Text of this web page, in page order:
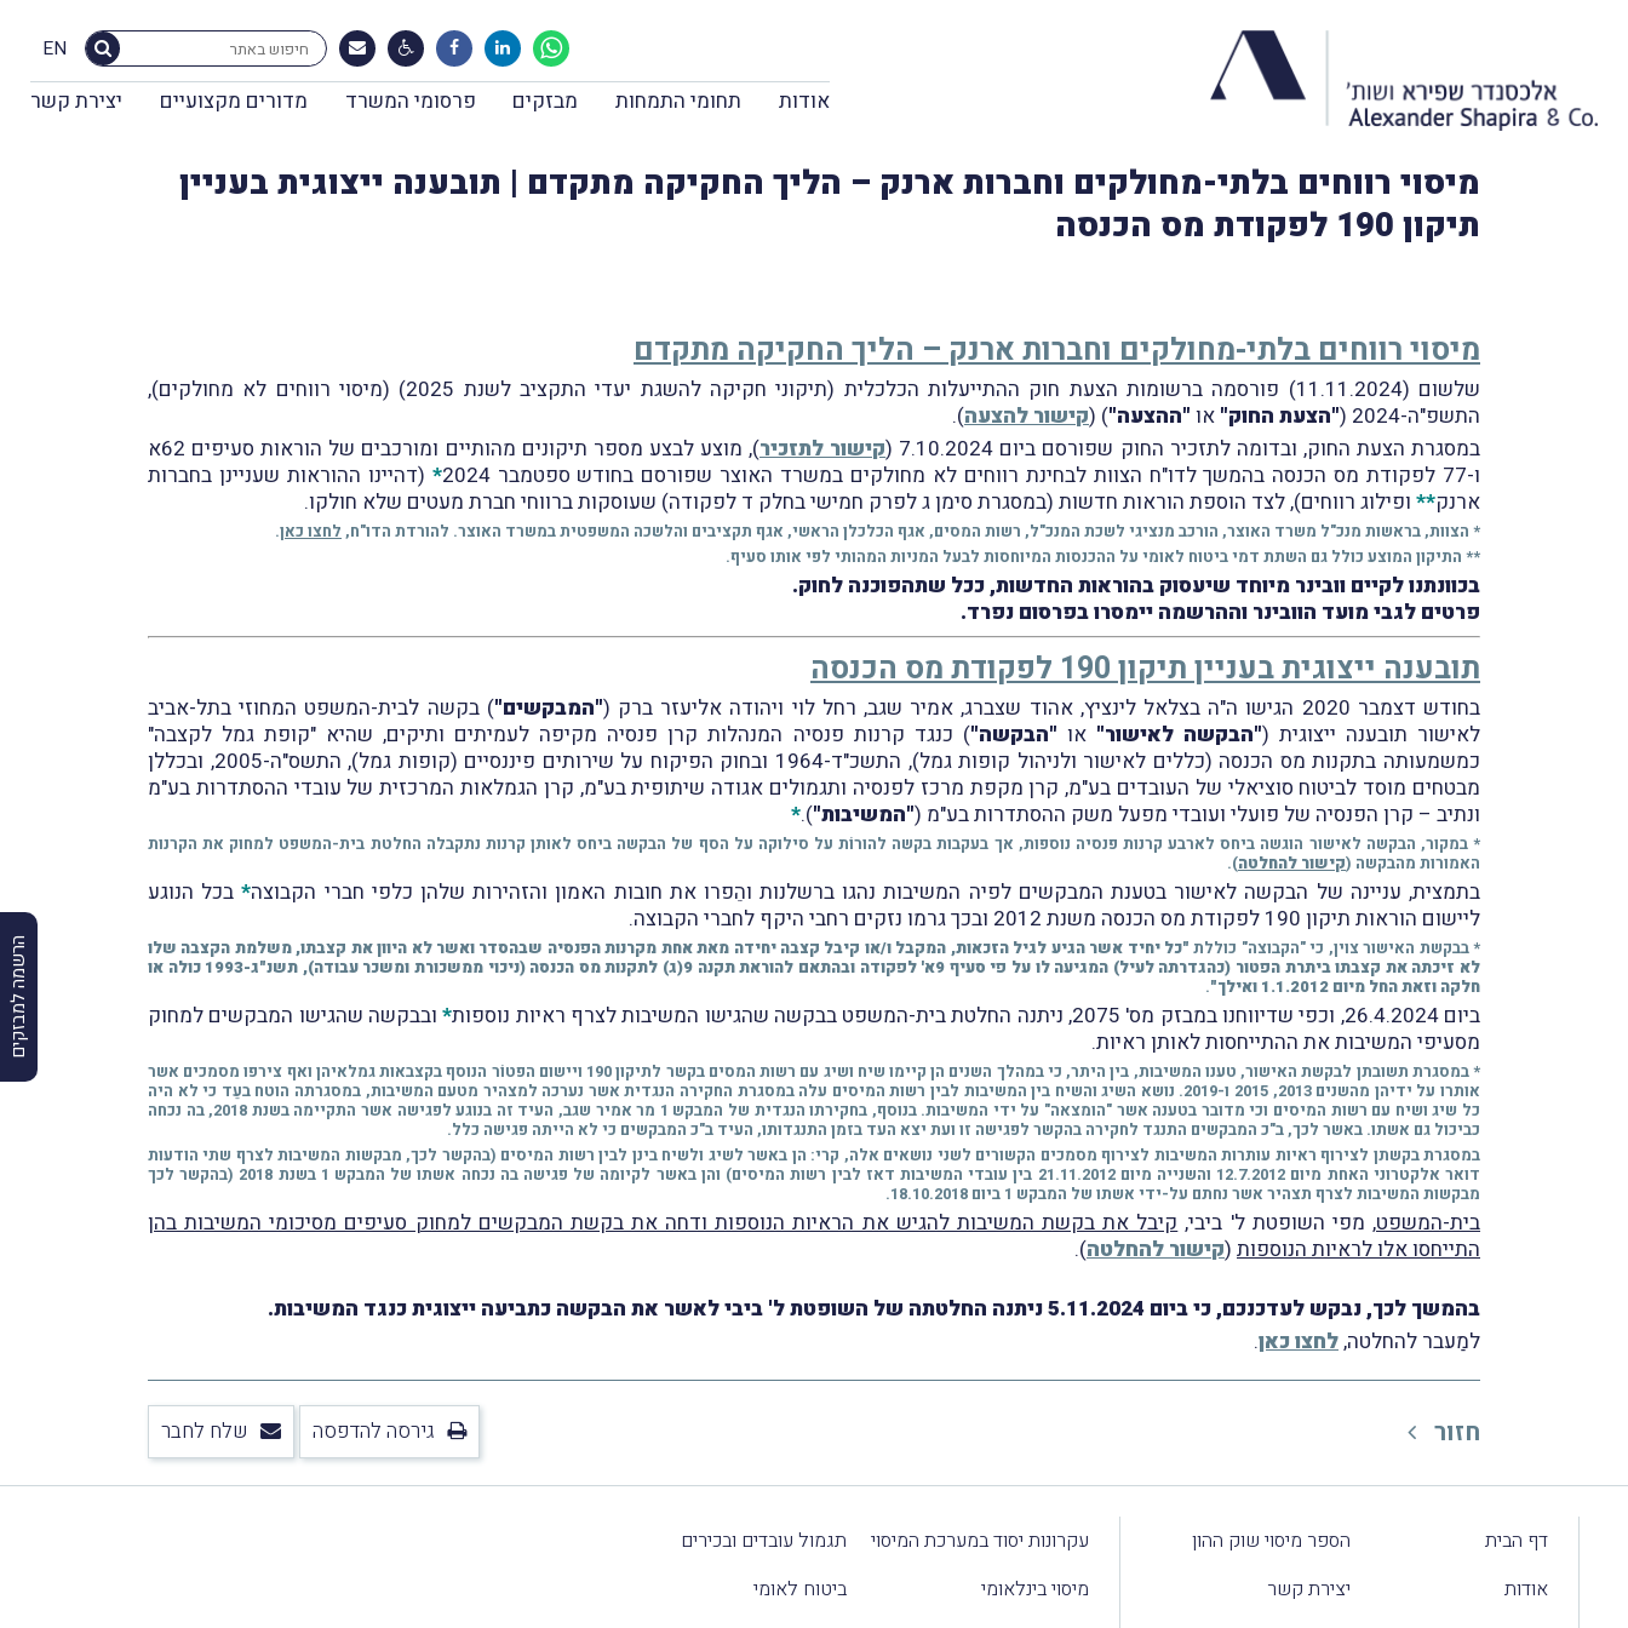
EN
אודות תחומי התמחות מבזקים פרסומי המשרד מדורים מקצועיים יצירת קשר
הרשמה למבזקים
מיסוי רווחים בלתי-מחולקים וחברות ארנק – הליך החקיקה מתקדם | תובענה ייצוגית בעניין
תיקון 190 לפקודת מס הכנסה
מיסוי רווחים בלתי-מחולקים וחברות ארנק – הליך החקיקה מתקדם
שלשום (11.11.2024) פורסמה ברשומות הצעת חוק ההתייעלות הכלכלית (תיקוני חקיקה להשגת יעדי התקציב לשנת 2025) (מיסוי רווחים לא מחולקים),
התשפ"ה-2024 (
"הצעת החוק" או "ההצעה") (קישור להצעה).
במסגרת הצעת החוק, ובדומה לתזכיר החוק שפורסם ביום 7.10.2024 (
קישור לתזכיר
), מוצע לבצע מספר תיקונים מהותיים ומורכבים של הוראות סעיפים 62א
ו-77 לפקודת מס הכנסה בהמשך לדו"ח הצוות לבחינת רווחים לא מחולקים במשרד האוצר שפורסם בחודש ספטמבר 2024
* (דהיינו ההוראות שעניינן בחברות
ארנק** ופילוג רווחים), לצד הוספת הוראות חדשות (במסגרת סימן ג לפרק חמישי בחלק ד לפקודה) שעוסקות ברווחי חברת מעטים שלא חולקו.
* הצוות, בראשות מנכ"ל משרד האוצר, הורכב מנציגי לשכת המנכ"ל, רשות המסים, אגף הכלכלן הראשי, אגף תקציבים והלשכה המשפטית במשרד האוצר. להורדת הדו"ח, לחצו כאן.
** התיקון המוצע כולל גם השתת דמי ביטוח לאומי על ההכנסות המיוחסות לבעל המניות המהותי לפי אותו סעיף.
בכוונתנו לקיים וובינר מיוחד שיעסוק בהוראות החדשות, ככל שתהפוכנה לחוק.
פרטים לגבי מועד הוובינר וההרשמה יימסרו בפרסום נפרד.
תובענה ייצוגית בעניין תיקון 190 לפקודת מס הכנסה
בחודש דצמבר 2020 הגישו ה"ה בצלאל לינציץ, אהוד שצברג, אמיר שגב, רחל לוי ויהודה אליעזר ברק ( "המבקשים") בקשה לבית-המשפט המחוזי בתל-אביב
לאישור תובענה ייצוגית ("הבקשה לאישור" או "הבקשה") כנגד קרנות פנסיה המנהלות קרן פנסיה מקיפה לעמיתים ותיקים, שהיא "קופת גמל לקצבה"
כמשמעותה בתקנות מס הכנסה (כללים לאישור ולניהול קופות גמל), התשכ"ד-1964 ובחוק הפיקוח על שירותים פיננסיים (קופות גמל), התשס"ה-2005, ובכללן
מבטחים מוסד לביטוח סוציאלי של העובדים בע"מ, קרן מקפת מרכז לפנסיה ותגמולים אגודה שיתופית בע"מ, קרן הגמלאות המרכזית של עובדי ההסתדרות בע"מ
ונתיב – קרן הפנסיה של פועלי ועובדי מפעל משק ההסתדרות בע"מ ("המשיבות").
*
* במקור, הבקשה לאישור הוגשה ביחס לארבע קרנות פנסיה נוספות, אך בעקבות בקשה להורוֹת על סילוקה על הסף של הבקשה ביחס לאותן קרנות נתקבלה החלטת בית-המשפט למחוק את הקרנות
האמורות מהבקשה (קישור להחלטה).
בתמצית, עניינה של הבקשה לאישור בטענת המבקשים לפיה המשיבות נהגו ברשלנות והֵפרו את חובות האמון והזהירות שלהן כלפי חברי הקבוצה*בכל הנוגע
ליישום הוראות תיקון 190 לפקודת מס הכנסה משנת 2012 ובכך גרמו נזקים רחבי היקף לחברי הקבוצה.
* בבקשת האישור צוין, כי "הקבוצה" כוללת "כל יחיד אשר הגיע לגיל הזכאות, המקבל ו/או קיבל קצבה יחידה מאת אחת מקרנות הפנסיה שבהסדר ואשר לא היוון את קצבתו, משלמת הקצבה שלו
לא זיכתה את קצבתו ביתרת הפטור (כהגדרתה לעיל) המגיעה לו על פי סעיף 9א' לפקודה ובהתאם להוראת תקנה 9(ג) לתקנות מס הכנסה (ניכוי ממשכורת ומשכר עבודה), תשנ"ג-1993 כולה או
חלקה וזאת החל מיום 1.1.2012 ואילך"
.
ביום 26.4.2024, וכפי שדיווחנו במבזק מס' 2075, ניתנה החלטת בית-המשפט בבקשה שהגישו המשיבות לצרף ראיות נוספות *ובבקשה שהגישו המבקשים למחוק
מסעיפי המשיבות את ההתייחסות לאותן ראיות.
* במסגרת תשובתן לבקשת האישור, טענו המשיבות, בין היתר, כי במהלך השנים הן קיימו שיח ושיג עם רשות המסים בקשר לתיקון 190 ויישום הפטוֹר הנוסף בקצבאות גמלאיהן ואף צירפו מסמכים אשר
אותרו על ידיהן מהשנים 2013, 2015 ו-2019. נושא השיג והשיח בין המשיבות לבין רשות המיסים עלה במסגרת החקירה הנגדית אשר נערכה למצהיר מטעם המשיבות, במסגרתה הוטח בעֵד כי לא היה
כל שיג ושיח עם רשות המיסים וכי מדובר בטענה אשר "הומצאה" על ידי המשיבות. בנוסף, בחקירתו הנגדית של המבקש 1 מר אמיר שגב, העיד זה בנוגע לפגישה אשר התקיימה בשנת 2018, בה נכחה
כביכול גם אשתו. באשר לכך, ב"כ המבקשים התנגד לחקירה בהקשר לפגישה זו ועת יצא העד בזמן התנגדותו, העיד ב"כ המבקשים כי לא הייתה פגישה כלל.
במסגרת בקשתן לצירוף ראיות עותרות המשיבות לצירוף מסמכים הקשורים לשני נושאים אלה, קרי: הן באשר לשיג ולשיח בינן לבין רשות המיסים (בהקשר לכך, מבקשות המשיבות לצרף שתי הודעות
דואר אלקטרוני האחת מיום 12.7.2012 והשנייה מיום 21.11.2012 בין עובדי המשיבות דאז לבין רשות המיסים) והן באשר לקיומה של פגישה בה נכחה אשתו של המבקש 1 בשנת 2018 (בהקשר לכך
מבקשות המשיבות לצרף תצהיר אשר נחתם על-ידי אשתו של המבקש 1 ביום 18.10.2018.
בית-המשפט, מפי השופטת ל' ביבי,קיבל את בקשת המשיבות להגיש את הראיות הנוספות ודחה את בקשת המבקשים למחוק סעיפים מסיכומי המשיבות בהן
התייחסו אלו לראיות הנוספות (קישור להחלטה).
בהמשך לכך, נבקש לעדכנכם, כי ביום 5.11.2024 ניתנה החלטתה של השופטת ל' ביבי לאשר את הבקשה כתביעה ייצוגית כנגד המשיבות.
למַעבר להחלטה,לחצו כאן.
חזור גירסה להדפסה שלח לחבר
דף הבית
אודות
הספר מיסוי שוק ההון
יצירת קשר
עקרונות יסוד במערכת המיסוי
מיסוי בינלאומי
תגמול עובדים ובכירים
ביטוח לאומי